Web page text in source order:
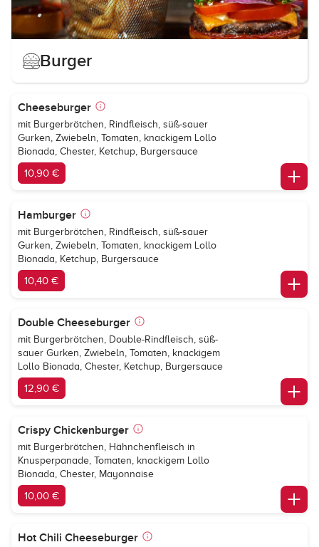
Burger
Cheeseburger
mit Burgerbrötchen, Rindfleisch, süß-sauer
Gurken, Zwiebeln, Tomaten, knackigem Lollo
Bionada, Chester, Ketchup, Burgersauce
10,90 €
Hamburger
mit Burgerbrötchen, Rindfleisch, süß-sauer
Gurken, Zwiebeln, Tomaten, knackigem Lollo
Bionada, Ketchup, Burgersauce
10,40 €
Double Cheeseburger
mit Burgerbrötchen, Double-Rindfleisch, süß-
sauer Gurken, Zwiebeln, Tomaten, knackigem
Lollo Bionada, Chester, Ketchup, Burgersauce
12,90 €
Crispy Chickenburger
mit Burgerbrötchen, Hähnchenfleisch in
Knusperpanade, Tomaten, knackigem Lollo
Bionada, Chester, Mayonnaise
10,00 €
Hot Chili Cheeseburger